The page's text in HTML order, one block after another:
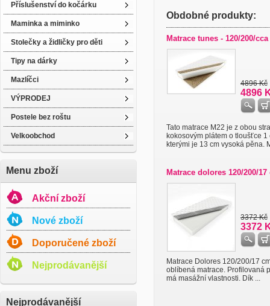
Příslušenství do kočárku
Maminka a miminko
Stolečky a židličky pro děti
Tipy na dárky
Mazlíčci
VÝPRODEJ
Postele bez roštu
Velkoobchod
Menu zboží
Akční zboží
Nové zboží
Doporučené zboží
Nejprodávanější
Nejprodávanější
Obdobné produkty:
Matrace tunes - 120/200/
4896 Kč
4896
Tato matrace M22 je z obou
kokosovým plátem o tloušťce 1
kterými je 13 cm vysoká pěna.
Matrace dolores 120/200/17
3372 Kč
3372
Matrace Dolores 120/200/17
oblíbená matrace. Profilovaná
má masážní vlastnosti. Dík ...